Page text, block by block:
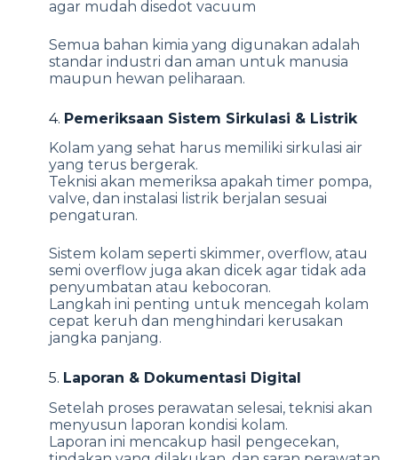
agar mudah disedot vacuum
Semua bahan kimia yang digunakan adalah
standar industri dan aman untuk manusia
maupun hewan peliharaan.
4. Pemeriksaan Sistem Sirkulasi & Listrik
Kolam yang sehat harus memiliki sirkulasi air
yang terus bergerak.
Teknisi akan memeriksa apakah timer pompa,
valve, dan instalasi listrik berjalan sesuai
pengaturan.
Sistem kolam seperti skimmer, overflow, atau
semi overflow juga akan dicek agar tidak ada
penyumbatan atau kebocoran.
Langkah ini penting untuk mencegah kolam
cepat keruh dan menghindari kerusakan
jangka panjang.
5. Laporan & Dokumentasi Digital
Setelah proses perawatan selesai, teknisi akan
menyusun laporan kondisi kolam.
Laporan ini mencakup hasil pengecekan,